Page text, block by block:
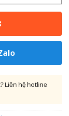
Liên hệ hotline